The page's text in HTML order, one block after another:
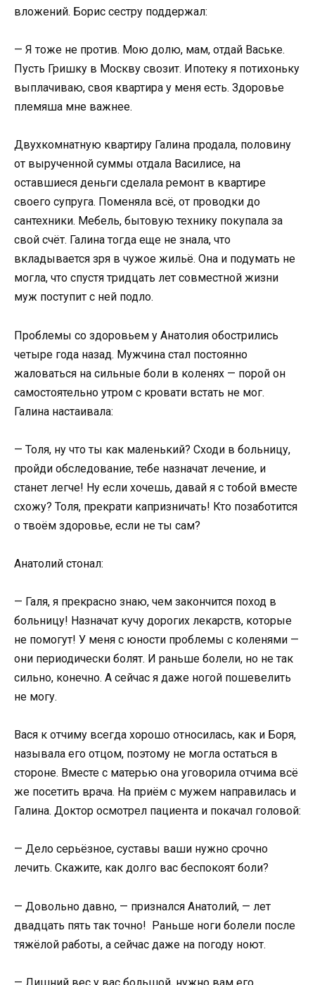
вложений. Борис сестру поддержал:
— Я тоже не против. Мою долю, мам, отдай Ваське.
Пусть Гришку в Москву свозит. Ипотеку я потихоньку
выплачиваю, своя квартира у меня есть. Здоровье
племяша мне важнее.
Двухкомнатную квартиру Галина продала, половину
от вырученной суммы отдала Василисе, на
оставшиеся деньги сделала ремонт в квартире
своего супруга. Поменяла всё, от проводки до
сантехники. Мебель, бытовую технику покупала за
свой счёт. Галина тогда еще не знала, что
вкладывается зря в чужое жильё. Она и подумать не
могла, что спустя тридцать лет совместной жизни
муж поступит с ней подло.
Проблемы со здоровьем у Анатолия обострились
четыре года назад. Мужчина стал постоянно
жаловаться на сильные боли в коленях — порой он
самостоятельно утром с кровати встать не мог.
Галина настаивала:
— Толя, ну что ты как маленький? Сходи в больницу,
пройди обследование, тебе назначат лечение, и
станет легче! Ну если хочешь, давай я с тобой вместе
схожу? Толя, прекрати капризничать! Кто позаботится
о твоём здоровье, если не ты сам?
Анатолий стонал:
— Галя, я прекрасно знаю, чем закончится поход в
больницу! Назначат кучу дорогих лекарств, которые
не помогут! У меня с юности проблемы с коленями —
они периодически болят. И раньше болели, но не так
сильно, конечно. А сейчас я даже ногой пошевелить
не могу.
Вася к отчиму всегда хорошо относилась, как и Боря,
называла его отцом, поэтому не могла остаться в
стороне. Вместе с матерью она уговорила отчима всё
же посетить врача. На приём с мужем направилась и
Галина. Доктор осмотрел пациента и покачал головой:
— Дело серьёзное, суставы ваши нужно срочно
лечить. Скажите, как долго вас беспокоят боли?
— Довольно давно, — признался Анатолий, — лет
двадцать пять так точно! Раньше ноги болели после
тяжёлой работы, а сейчас даже на погоду ноют.